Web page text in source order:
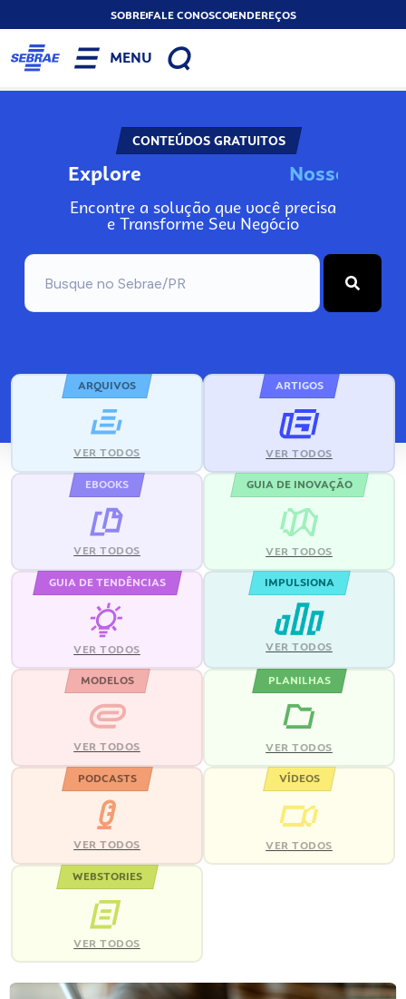
SOBREFALE CONOSCOENDEREÇOS
MENU
CONTEÚDOS GRATUITOS
Explore No
Encontre a solução que você precisa
e Transforme Seu Negócio
ARQUIVOS
VER TODOS
ARTIGOS
VER TODOS
EBOOKS
VER TODOS
GUIA DE INOVAÇÃO
VER TODOS
GUIA DE TENDÊNCIAS
VER TODOS
IMPULSIONA
VER TODOS
MODELOS
VER TODOS
PLANILHAS
VER TODOS
PODCASTS
VER TODOS
VÍDEOS
VER TODOS
WEBSTORIES
VER TODOS